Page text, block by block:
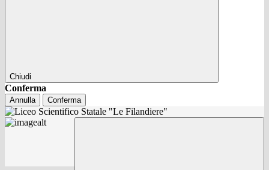
Chiudi
Conferma
Annulla Conferma